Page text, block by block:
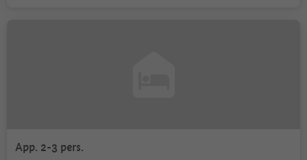
App. 2-3 pers.